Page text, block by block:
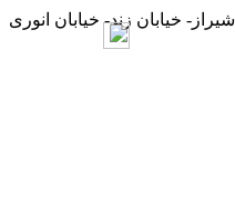
شیراز- خیابان زند- خیابان انوری